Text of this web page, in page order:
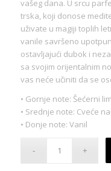
vašeg dana. U srcu
trska, koji donose
uživate u magiji toplih
vanile savršeno
ostavljajući dubok i
sa svojim orijentalnim
vas neće učiniti da se
• Gornje note: Šećerni
• Srednje note: Cveće
• Donje note: Vanil